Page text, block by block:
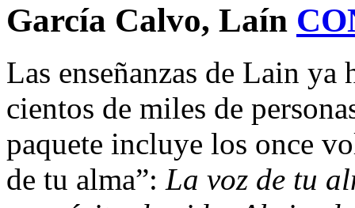
García Calvo, Laín
Las enseñanzas de Lain
cientos de miles de
paquete incluye los once
de tu alma”: La voz de tu